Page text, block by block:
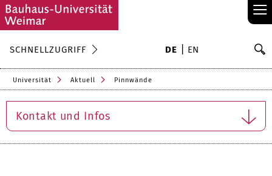
≡
SCHNELLZUGRIFF DE EN
Universität Aktuell Pinnwände
Kontakt und Infos